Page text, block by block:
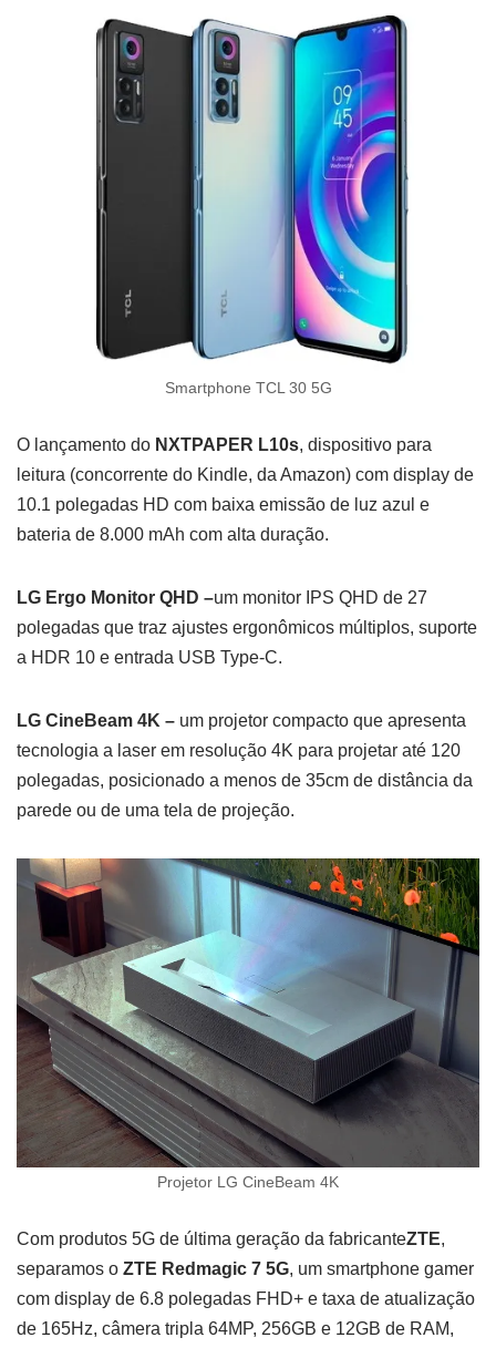
Smartphone TCL 30 5G
O lançamento do NXTPAPER L10s, dispositivo para
leitura (concorrente do Kindle, da Amazon) com display de
10.1 polegadas HD com baixa emissão de luz azul e
bateria de 8.000 mAh com alta duração.
LG Ergo Monitor QHD –um monitor IPS QHD de 27
polegadas que traz ajustes ergonômicos múltiplos, suporte
a HDR 10 e entrada USB Type-C.
LG CineBeam 4K – um projetor compacto que apresenta
tecnologia a laser em resolução 4K para projetar até 120
polegadas, posicionado a menos de 35cm de distância da
parede ou de uma tela de projeção.
Projetor LG CineBeam 4K
Com produtos 5G de última geração da fabricanteZTE,
separamos o ZTE Redmagic 7 5G, um smartphone gamer
com display de 6.8 polegadas FHD+ e taxa de atualização
de 165Hz, câmera tripla 64MP, 256GB e 12GB de RAM,